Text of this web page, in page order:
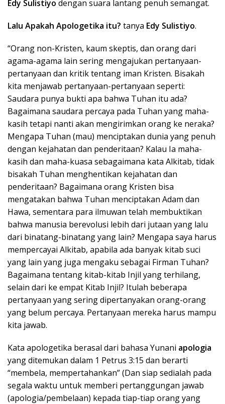
Edy Sulistiyo dengan suara lantang penuh semangat.
Lalu Apakah Apologetika itu? tanya Edy Sulistiyo.
“Orang non-Kristen, kaum skeptis, dan orang dari
agama-agama lain sering mengajukan pertanyaan-
pertanyaan dan kritik tentang iman Kristen. Bisakah
kita menjawab pertanyaan-pertanyaan seperti:
Saudara punya bukti apa bahwa Tuhan itu ada?
Bagaimana saudara percaya pada Tuhan yang maha-
kasih tetapi nanti akan mengirimkan orang ke neraka?
Mengapa Tuhan (mau) menciptakan dunia yang penuh
dengan kejahatan dan penderitaan? Kalau Ia maha-
kasih dan maha-kuasa sebagaimana kata Alkitab, tidak
bisakah Tuhan menghentikan kejahatan dan
penderitaan? Bagaimana orang Kristen bisa
mengatakan bahwa Tuhan menciptakan Adam dan
Hawa, sementara para ilmuwan telah membuktikan
bahwa manusia berevolusi lebih dari jutaan yang lalu
dari binatang-binatang yang lain? Mengapa saya harus
mempercayai Alkitab, apabila ada banyak kitab suci
yang lain yang juga mengaku sebagai Firman Tuhan?
Bagaimana tentang kitab-kitab Injil yang terhilang,
selain dari ke empat Kitab Injil? Itulah beberapa
pertanyaan yang sering dipertanyakan orang-orang
yang belum percaya. Pertanyaan mereka harus mampu
kita jawab.
Kata apologetika berasal dari bahasa Yunani apologia
yang ditemukan dalam 1 Petrus 3:15 dan berarti
“membela, mempertahankan” (Dan siap sedialah pada
segala waktu untuk memberi pertanggungan jawab
(apologia/pembelaan) kepada tiap-tiap orang yang